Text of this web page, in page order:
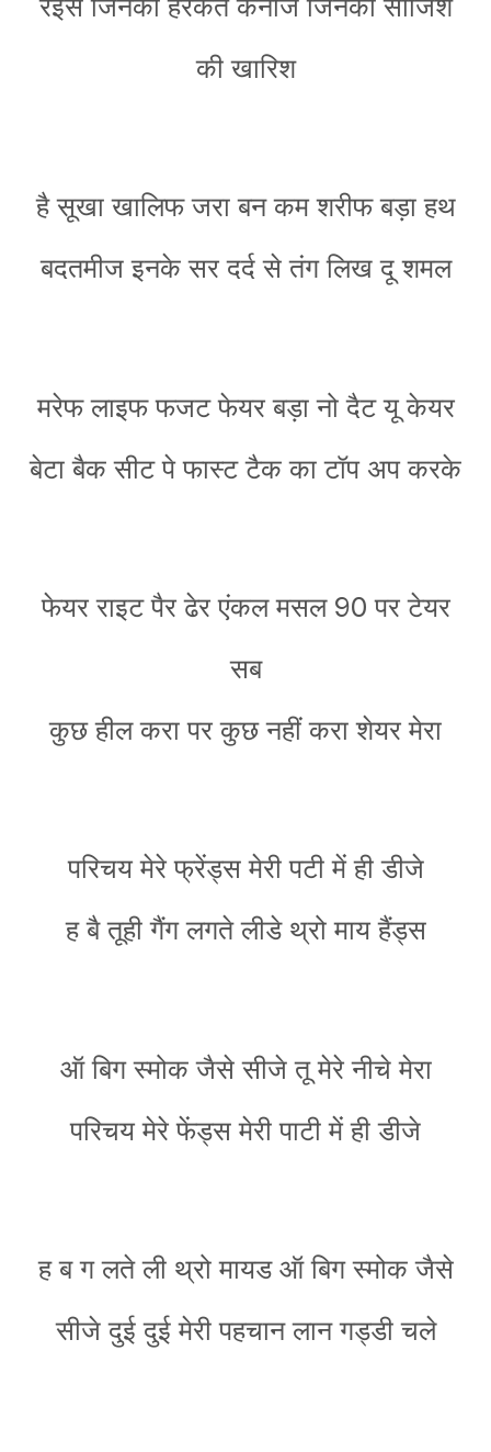
की खारिश
है सूखा खालिफ जरा बन कम शरीफ बड़ा हथ
बदतमीज इनके सर दर्द से तंग लिख दू शमल
मरेफ लाइफ फजट फेयर बड़ा नो दैट यू केयर
बेटा बैक सीट पे फास्ट टैक का टॉप अप करके
फेयर राइट पैर ढेर एंकल मसल 90 पर टेयर
सब
कुछ हील करा पर कुछ नहीं करा शेयर मेरा
परिचय मेरे फ्रेंड्स मेरी पटी में ही डीजे
ह बै तूही गैंग लगते लीडे थ्रो माय हैंड्स
ऑ बिग स्मोक जैसे सीजे तू मेरे नीचे मेरा
परिचय मेरे फेंड्स मेरी पाटी में ही डीजे
ह ब ग लते ली थ्रो मायड ऑ बिग स्मोक जैसे
सीजे दुई दुई मेरी पहचान लान गड्डी चले